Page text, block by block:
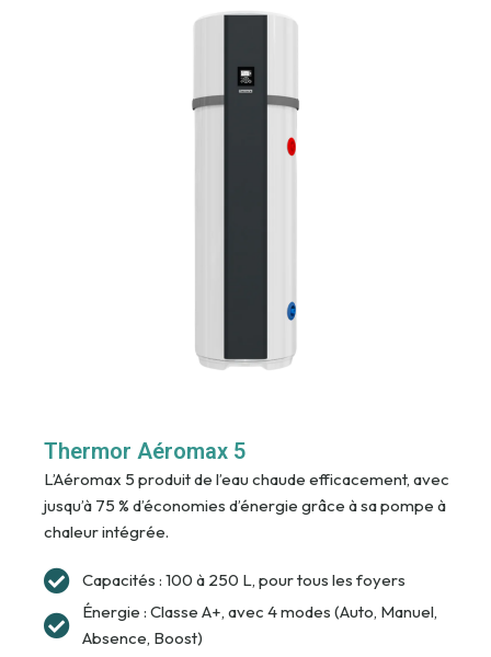
Thermor Aéromax 5
L’Aéromax 5 produit de l’eau chaude efficacement, avec
jusqu’à 75 % d’économies d’énergie grâce à sa pompe à
chaleur intégrée.
Capacités : 100 à 250 L, pour tous les foyers
Énergie : Classe A+, avec 4 modes (Auto, Manuel,
Absence, Boost)